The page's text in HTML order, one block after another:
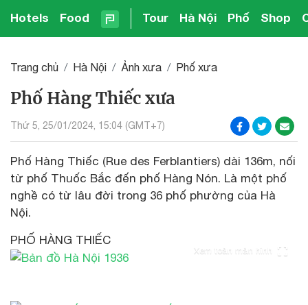
Hotels Food Tour Hà Nội Phố Shop
Trang chủ Hà Nội Ảnh xưa Phố xưa
Phố Hàng Thiếc xưa
Thứ 5, 25/01/2024, 15:04 (GMT+7)
Phố Hàng Thiếc (Rue des Ferblantiers) dài 136m, nối
từ phố Thuốc Bắc đến phố Hàng Nón. Là một phố
nghề có từ lâu đời trong 36 phố phường của Hà
Nội.
PHỐ HÀNG THIẾC
Xem toàn màn hình